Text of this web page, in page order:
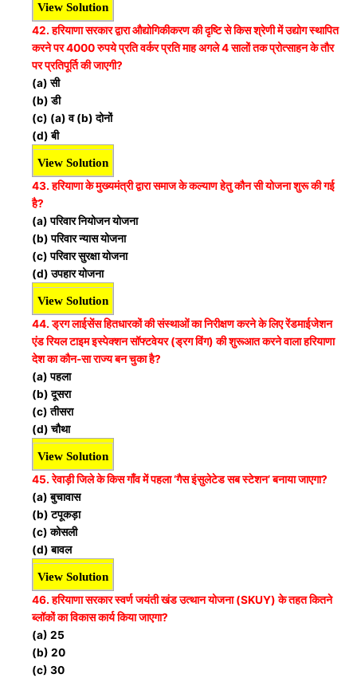
View Solution
42. हरियाणा सरकार द्वारा औद्योगिकीकरण की दृष्टि से किस श्रेणी में उद्योग स्थापित
करने पर 4000 रुपये प्रति वर्कर प्रति माह अगले 4 सालों तक प्रोत्साहन के तौर
पर प्रतिपूर्ति की जाएगी?
(a) सी
(b) डी
(c) (a) व (b) दोनों
(d) बी
View Solution
43. हरियाणा के मुख्यमंत्री द्वारा समाज के कल्याण हेतु कौन सी योजना शुरू की गई
है?
(a) परिवार नियोजन योजना
(b) परिवार न्यास योजना
(c) परिवार सुरक्षा योजना
(d) उपहार योजना
View Solution
44. ड्रग लाईसेंस हितधारकों की संस्थाओं का निरीक्षण करने के लिए रेंडमाईजेशन
एंड रियल टाइम इस्पेक्शन सॉफ्टवेयर (ड्रग विंग) की शुरूआत करने वाला हरियाणा
देश का कौन-सा राज्य बन चुका है?
(a) पहला
(b) दूसरा
(c) तीसरा
(d) चौथा
View Solution
45. रेवाड़ी जिले के किस गाँव में पहला ‘गैस इंसुलेटेड सब स्टेशन’ बनाया जाएगा?
(a) बुचावास
(b) टपूकड़ा
(c) कोसली
(d) बावल
View Solution
46. हरियाणा सरकार स्वर्ण जयंती खंड उत्थान योजना (SKUY) के तहत कितने
ब्लॉकों का विकास कार्य किया जाएगा?
(a) 25
(b) 20
(c) 30